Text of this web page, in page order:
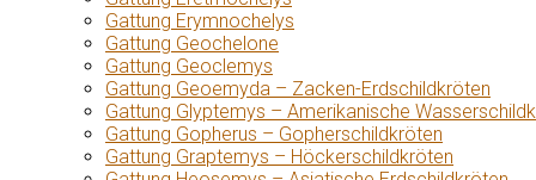
Gattung Erymnochelys
Gattung Geochelone
Gattung Geoclemys
Gattung Geoemyda – Zacken-Erdschildkröten
Gattung Glyptemys – Amerikanische
Gattung Gopherus – Gopherschildkröten
Gattung Graptemys – Höckerschildkröten